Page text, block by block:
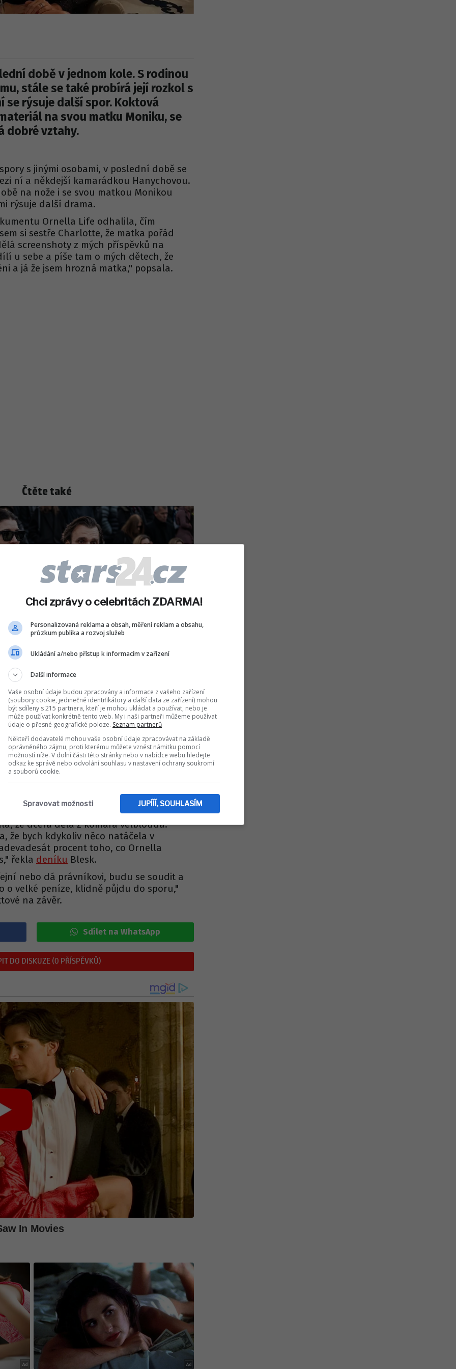
době v jednom kole. S rodinou
stále se také probírá její rozkol s
se rýsuje další spor. Koktová
na svou matku Moniku, se
dobré vztahy.
s jinými osobami, v poslední době se
ní a někdejší kamarádkou Hanychovou.
na nože i se svou matkou Monikou
rýsuje další drama.
Ornella Life odhalila, čím
si sestře Charlotte, že matka pořád
screenshoty z mých příspěvků na
u sebe a píše tam o mých dětech, že
a já že jsem hrozná matka," popsala.
Čtěte také
kde to začalo! Leoš
velkolepý comeback
možná něco, co by mi pomohlo ji
kde je mámino p*rno," prozradila Koktová
se na záběry podívat. "Část je prý
v ložnici a část v Charlottině pokojíčku,"
že věc předala právníkovi.
asi desetivteřinové video. V té
že dcera dělá z komára velblouda.
že bych kdykoliv něco natáčela v
procent toho, co Ornella
řekla deníku Blesk.
nebo dá právníkovi, budu se soudit a
o velké peníze, klidně půjdu do sporu,"
na závěr.
Sdílet na WhatsApp
DO DISKUZE (0 PŘÍSPĚVKŮ)
Chci zprávy o celebritách ZDARMA!
Personalizovaná reklama a obsah, měření reklam a obsahu,
průzkum publika a rozvoj služeb
Ukládání a/nebo přístup k informacím v zařízení
Další informace
Vaše osobní údaje budou zpracovány a informace z vašeho zařízení
(soubory cookie, jedinečné identifikátory a další data ze zařízení) mohou
být sdíleny s 215 partnera, kteří je mohou ukládat a používat, nebo je
může používat konkrétně tento web. My i naši partneři můžeme používat
údaje o přesné geografické poloze. Seznam partnerů
Někteří dodavatelé mohou vaše osobní údaje zpracovávat na základě
oprávněného zájmu, proti kterému můžete vznést námitku pomocí
možností níže. V dolní části této stránky nebo v nabídce webu hledejte
odkaz ke správě nebo odvolání souhlasu v nastavení ochrany soukromí
a souborů cookie.
JUPÍÍÍ, SOUHLASÍM
Spravovat možnosti